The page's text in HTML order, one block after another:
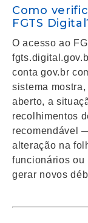
Como
FGTS
O acesso ao
conta gov.br
sistema
aberto, a
recolhimentos
recomendável
alteração na
funcionários ou
gerar novos